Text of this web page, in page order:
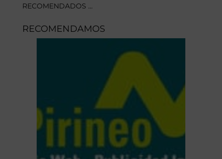
RECOMENDADOS ...
RECOMENDAMOS